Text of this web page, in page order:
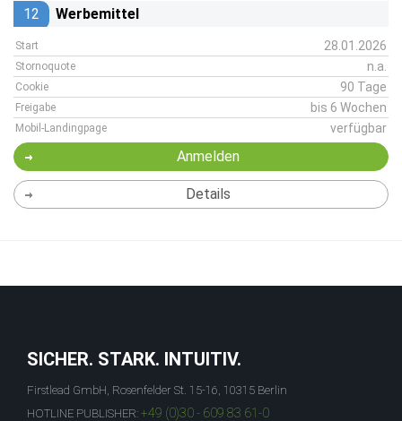
12 Werbemittel
Start 28.01.2026
Stornoquote n.a.
Cookie 90 Tage
Freigabe bis 6 Wochen
Mobil-Landingpage verfügbar
Anmelden
Details
SICHER. STARK. INTUITIV.
Firstlead GmbH, Rosenfelder St. 15-16, 10315 Berlin
HOTLINE PUBLISHER: +49 (0)30 - 609 83 61-0